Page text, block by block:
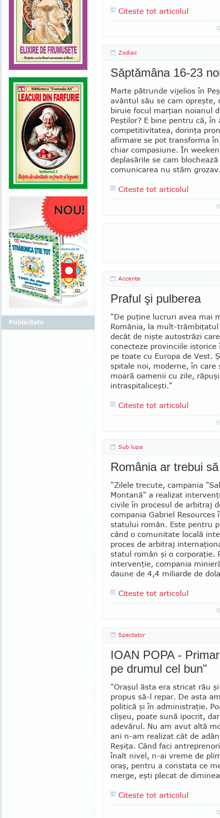
Citeste tot articolul
Zodiac
Săptămâna 16-23
Marte pătrunde vijelios în
avân­tul său se cam opreşte,
biruie focul mar­ţian noianul
Peştilor? E bine pentru că, în
competitivitatea, dorinţa
afirmare se pot transforma
chiar compasiune. În
de­pla­sările se cam
comunicarea nu stăm
Citeste tot articolul
Accente
Praful şi pulberea
"De puţine lucruri avea mai
România, la mult-trâmbiţatul
decât de nişte autostrăzi
conecteze provinciile istorice
pe toate cu Europa de Vest.
spitale noi, mo­der­ne, în care
moa­ră oamenii cu zile,
intraspi­ta­li­ceşti."
Citeste tot articolul
Sub lupa
România ar trebui
"Zilele trecute, campania
Montană" a realizat
civile în procesul de arbitraj
compania Gabriel Resources
statului român. Este pentru
când o comunitate locală
proces de ar­bitraj
statul român şi o cor­po­raţie.
intervenţie, compania
daune de 4,4 miliarde de
Citeste tot articolul
Spectator
IOAN POPA -
pe drumul cel bun"
"Oraşul ăsta era stricat rău
propus să-l repar. De asta
politică şi în admi­nis­traţie.
clişeu, poate sună ipocrit,
adevărul. Nu am avut altă
ani n-am realizat cât de
Reşiţa. Când faci
înalt nivel, n-ai vreme de
oraş, pentru a constata ce
merge, eşti plecat de
Citeste tot articolul
Publicitate